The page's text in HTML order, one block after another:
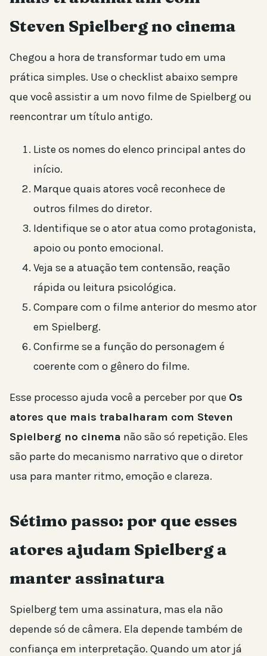
Steven Spielberg no cinema
Chegou a hora de transformar tudo em uma
prática simples. Use o checklist abaixo sempre
que você assistir a um novo filme de Spielberg ou
reencontrar um título antigo.
Liste os nomes do elenco principal antes do
início.
Marque quais atores você reconhece de
outros filmes do diretor.
Identifique se o ator atua como protagonista,
apoio ou ponto emocional.
Veja se a atuação tem contensão, reação
rápida ou leitura psicológica.
Compare com o filme anterior do mesmo ator
em Spielberg.
Confirme se a função do personagem é
coerente com o gênero do filme.
Esse processo ajuda você a perceber por que Os
atores que mais trabalharam com Steven
Spielberg no cinema não são só repetição. Eles
são parte do mecanismo narrativo que o diretor
usa para manter ritmo, emoção e clareza.
Sétimo passo: por que esses
atores ajudam Spielberg a
manter assinatura
Spielberg tem uma assinatura, mas ela não
depende só de câmera. Ela depende também de
confiança em interpretação. Quando um ator já